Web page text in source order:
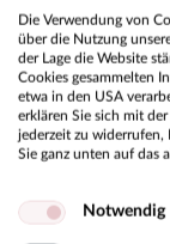
Die Verwendung von
über die Nutzung
der Lage die Website
Cookies gesammelten
etwa in den USA
erklären Sie sich mit
jederzeit zu
Sie ganz unten auf das
Notwendig